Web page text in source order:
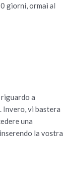
giorni, ormai al
a
Invero, vi bastera
una
la vostra